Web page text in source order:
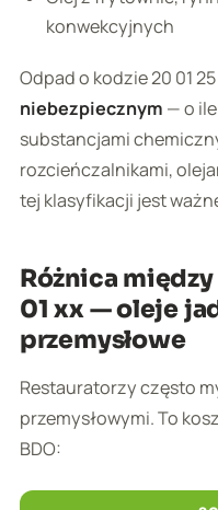
konwekcyjnych
Odpad o kodzie 20 01 25
niebezpiecznym — o
substancjami
rozcieńczalnikami,
tej klasyfikacji jest
Różnica między
01 xx — oleje
przemysłowe
Restauratorzy często
przemysłowymi. To
BDO: